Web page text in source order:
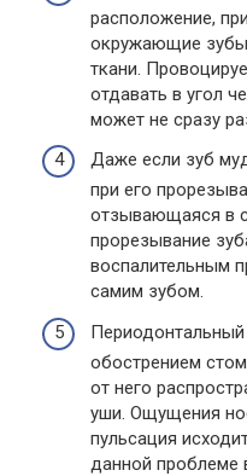
расположение,
окружающие зубы
ткани.
отдавать в угол
может не сразу
Даже если зуб
при его
отзывающаяся в
прорезывание
воспалительным
самим зубом.
обострением
от него
уши. Ощущения
пульсация
данной